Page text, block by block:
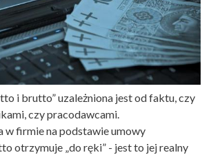
i brutto” uzależniona jest od faktu, czy
czy pracodawcami.
w firmie na podstawie umowy
otrzymuje „do ręki” - jest to jej realny